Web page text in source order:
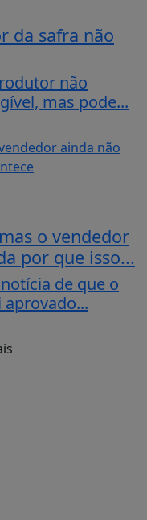
da safra não
não
mas pode...
o vendedor
por que isso...
de que o